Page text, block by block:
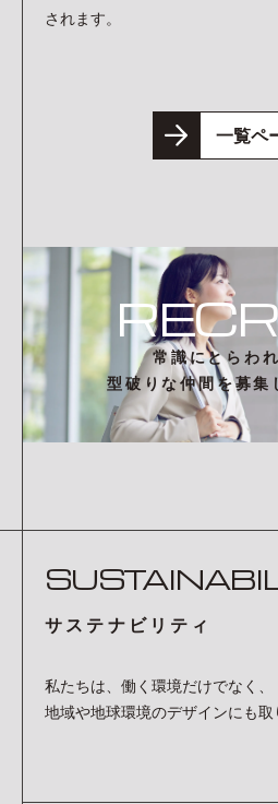
されます。
一覧ペ
常識にとらわ
型破りな仲間を募集
サステナビリティ
私たちは、働く環境だけでなく、
地域や地球環境のデザインにも取